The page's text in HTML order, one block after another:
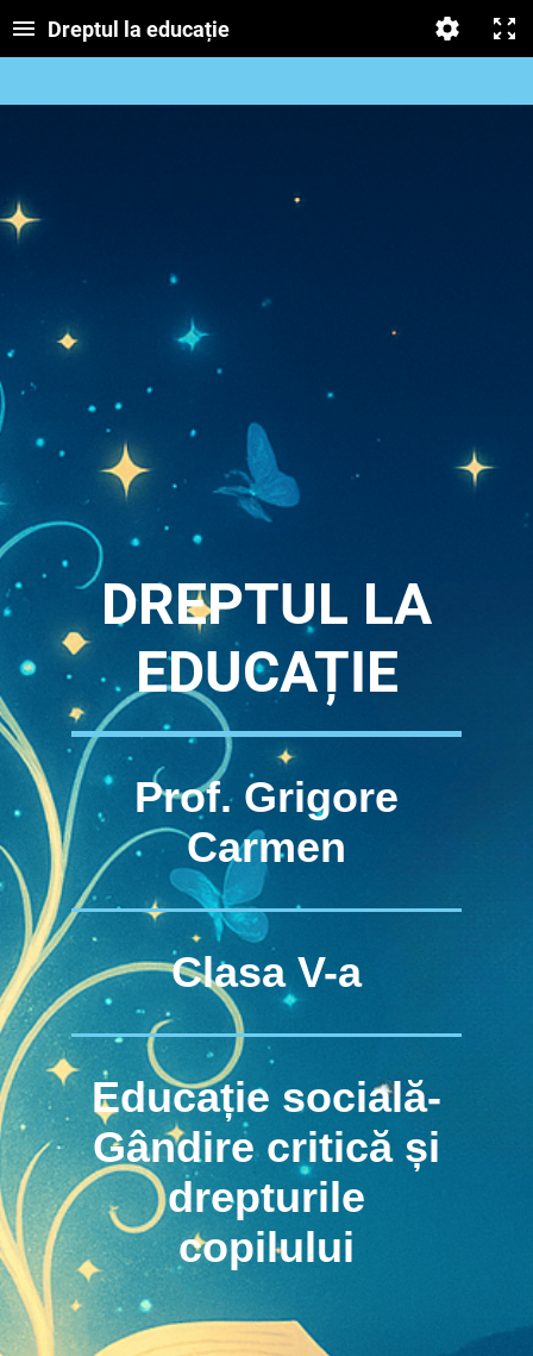
Dreptul la educație
DREPTUL LA
EDUCAȚIE
Prof. Grigore
Carmen
Clasa V-a
Educație socială-
Gândire critică și
drepturile
copilului